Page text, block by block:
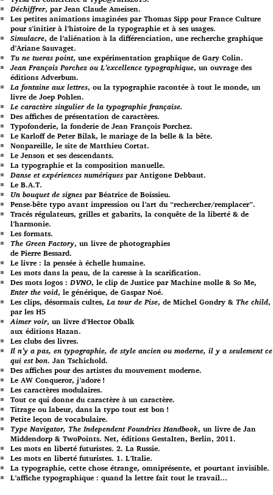
Déchiffrer, par Jean Claude Ameisen.
Les petites animations imaginées par Thomas Sipp pour France Culture
pour s’initier à l’histoire de la typographie et à ses usages.
Simulacre, de l’aliénation à la différenciation, une recherche graphique
d’Ariane Sauvaget.
Tu ne tueras point, une expérimentation graphique de Gary Colin.
Jean François Porchez ou L’excellence typographique, un ouvrage des
éditions Adverbum.
La fontaine aux lettres, ou la typographie racontée à tout le monde, un
livre de Joep Pohlen.
Le caractère singulier de la typographie française.
Des affiches de présentation de caractères.
Typofonderie, la fonderie de Jean François Porchez.
Le Karloff de Peter Bilak, le mariage de la belle & la bête.
Nonpareille, le site de Matthieu Cortat.
Le Jenson et ses descendants.
La typographie et la composition manuelle.
Danse et expériences numériques par Antigone Debbaut.
Le B.A.T.
Un bouquet de signes par Béatrice de Boissieu.
Pense-bête typo avant impression ou l’art du “rechercher/remplacer”.
Tracés régulateurs, grilles et gabarits, la conquête de la liberté & de
l’harmonie.
Les formats.
The Green Factory, un livre de photographies
de Pierre Bessard.
Le livre : la pensée à échelle humaine.
Les mots dans la peau, de la caresse à la scarification.
Des mots logos :DVNO, le clip de Justice par Machine molle & So Me,
Enter the void, le générique, de Gaspar Noé.
Les clips, désormais cultes,La tour de Pise, de Michel Gondry & The child,
par les H5
Aimer voir, un livre d’Hector Obalk
aux éditions Hazan.
Les clubs des livres.
Il n’y a pas, en typographie, de style ancien ou moderne, il y a seulement ce
qui est bon. Jan Tschichold.
Des affiches pour des artistes du mouvement moderne.
Le AW Conqueror, j’adore !
Les caractères modulaires.
Tout ce qui donne du caractère à un caractère.
Titrage ou labeur, dans la typo tout est bon !
Petite leçon de vocabulaire.
Type Navigator, The Independent Foundries Handbook, un livre de Jan
Middendorp & TwoPoints. Net, éditions Gestalten, Berlin, 2011.
Les mots en liberté futuristes. 2. La Russie.
Les mots en liberté futuristes. 1. L’Italie.
La typographie, cette chose étrange, omniprésente, et pourtant invisible.
L’affiche typographique : quand la lettre fait tout le travail…